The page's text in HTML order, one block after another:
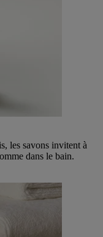
les savons invitent à
dans le bain.